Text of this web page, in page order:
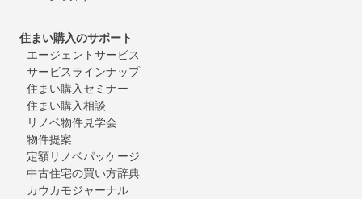
住まい購入のサポート
エージェントサービス
サービスラインナップ
住まい購入セミナー
住まい購入相談
リノベ物件見学会
物件提案
定額リノベパッケージ
中古住宅の買い方辞典
カウカモジャーナル